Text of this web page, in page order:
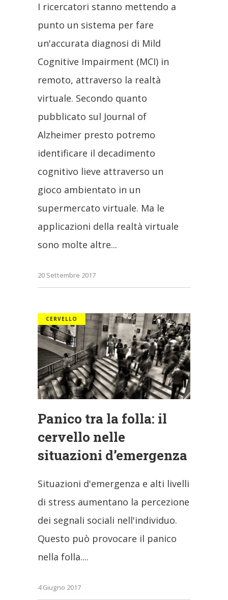
I ricercatori stanno mettendo a
punto un sistema per fare
un'accurata diagnosi di Mild
Cognitive Impairment (MCI) in
remoto, attraverso la realtà
virtuale. Secondo quanto
pubblicato sul Journal of
Alzheimer presto potremo
identificare il decadimento
cognitivo lieve attraverso un
gioco ambientato in un
supermercato virtuale. Ma le
applicazioni della realtà virtuale
sono molte altre
20 Settembre 2017
CERVELLO
Panico tra la folla: il
cervello nelle
situazioni d’emergenza
Situazioni d'emergenza e alti livelli
di stress aumentano la percezione
dei segnali sociali nell'individuo.
Questo può provocare il panico
nella folla.
4 Giugno 2017